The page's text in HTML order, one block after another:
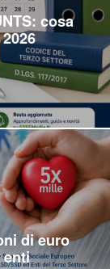
cosa
di euro
enti